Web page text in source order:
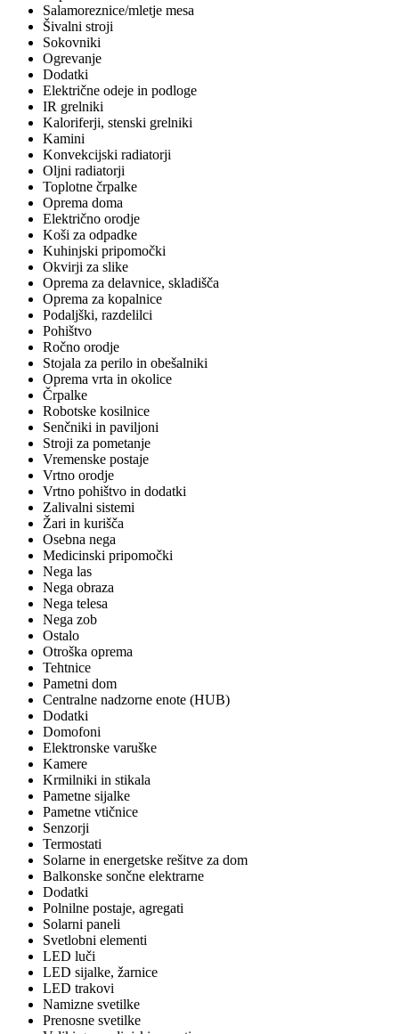
Salamoreznice/mletje mesa
Šivalni stroji
Sokovniki
Ogrevanje
Dodatki
Električne odeje in podloge
IR grelniki
Kaloriferji, stenski grelniki
Kamini
Konvekcijski radiatorji
Oljni radiatorji
Toplotne črpalke
Oprema doma
Električno orodje
Koši za odpadke
Kuhinjski pripomočki
Okvirji za slike
Oprema za delavnice, skladišča
Oprema za kopalnice
Podaljški, razdelilci
Pohištvo
Ročno orodje
Stojala za perilo in obešalniki
Oprema vrta in okolice
Črpalke
Robotske kosilnice
Senčniki in paviljoni
Stroji za pometanje
Vremenske postaje
Vrtno orodje
Vrtno pohištvo in dodatki
Zalivalni sistemi
Žari in kurišča
Osebna nega
Medicinski pripomočki
Nega las
Nega obraza
Nega telesa
Nega zob
Ostalo
Otroška oprema
Tehtnice
Pametni dom
Centralne nadzorne enote (HUB)
Dodatki
Domofoni
Elektronske varuške
Kamere
Krmilniki in stikala
Pametne sijalke
Pametne vtičnice
Senzorji
Termostati
Solarne in energetske rešitve za dom
Balkonske sončne elektrarne
Dodatki
Polnilne postaje, agregati
Solarni paneli
Svetlobni elementi
LED luči
LED sijalke, žarnice
LED trakovi
Namizne svetilke
Prenosne svetilke